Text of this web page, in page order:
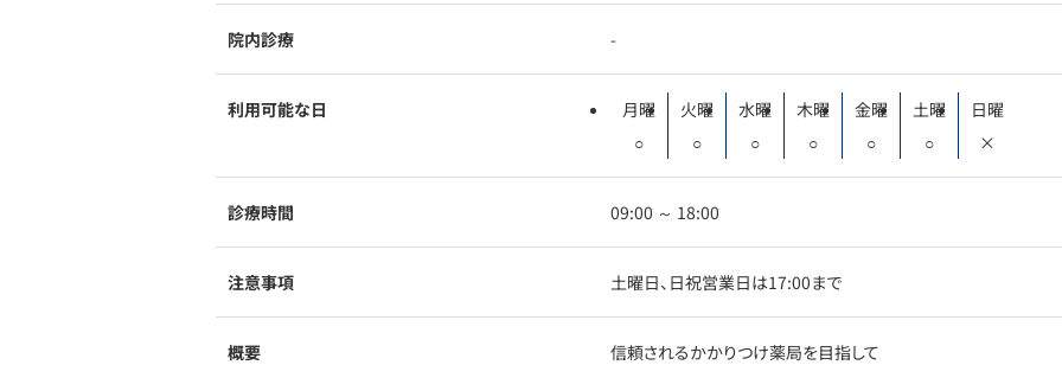
院内診療 -
利用可能な日
月曜
○
火曜
○
水曜
○
木曜
○
金曜
○
土曜
○
日曜
×
診療時間 09:00 ～ 18:00
注意事項 土曜日、日祝営業日は17:00まで
概要 信頼されるかかりつけ薬局を目指して